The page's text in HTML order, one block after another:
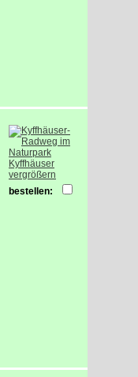
vergrößern
bestellen: